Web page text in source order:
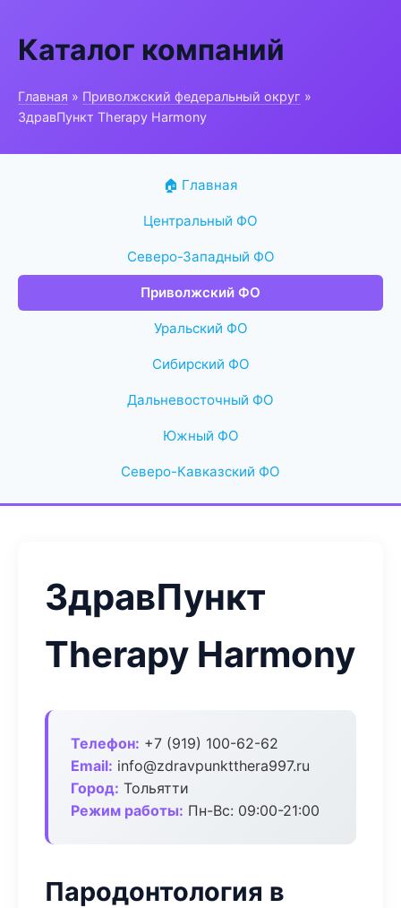
Каталог компаний
Главная » Приволжский федеральный округ »
ЗдравПункт Therapy Harmony
🏠 Главная
Центральный ФО
Северо-Западный ФО
Приволжский ФО
Уральский ФО
Сибирский ФО
Дальневосточный ФО
Южный ФО
Северо-Кавказский ФО
ЗдравПункт
Therapy Harmony
Телефон: +7 (919) 100-62-62
Email: info@zdravpunktthera997.ru
Город: Тольятти
Режим работы: Пн-Вс: 09:00-21:00
Пародонтология в